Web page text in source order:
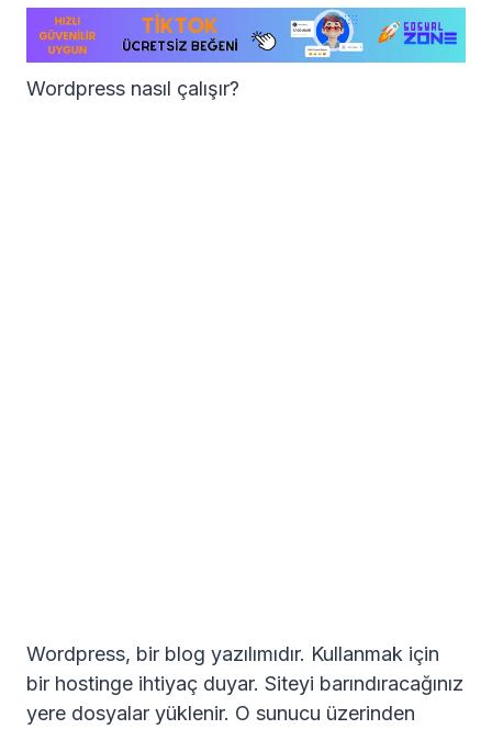
Wordpress nasıl çalışır?
Wordpress, bir blog yazılımıdır. Kullanmak için
bir hostinge ihtiyaç duyar. Siteyi barındıracağınız
yere dosyalar yüklenir. O sunucu üzerinden